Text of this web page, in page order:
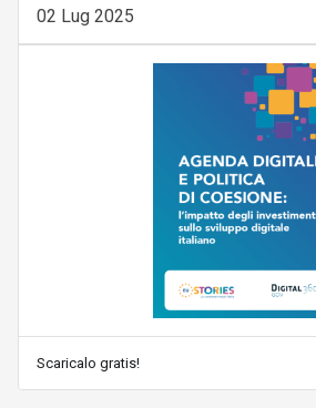
02 Lug 2025
Scaricalo gratis!